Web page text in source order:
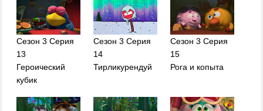
Сезон 3 Серия
13
Героический
кубик
Сезон 3 Серия
14
Тирликурендуй
Сезон 3 Серия
15
Рога и копыта